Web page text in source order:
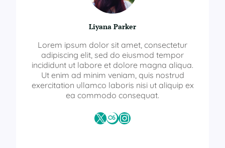
Liyana Parker
Lorem ipsum dolor sit amet, consectetur
adipiscing elit, sed do eiusmod tempor
incididunt ut labore et dolore magna aliqua.
Ut enim ad minim veniam, quis nostrud
exercitation ullamco laboris nisi ut aliquip ex
ea commodo consequat.
X Last.fmInstagram